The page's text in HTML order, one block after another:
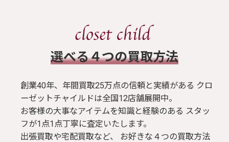
​選べる４つの買取方法
創業40年、年間買取25万点の信頼と実績がある クロ
ーゼットチャイルドは全国12店舗展開中。
お客様の大事なアイテムを知識と経験のある スタッ
フが1点1点丁寧に査定いたします。
出張買取や宅配買取など、 お好きな４つの買取方法